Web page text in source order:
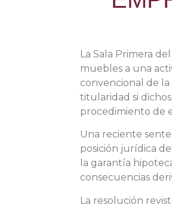
La Sala Primera
muebles a una
convencional de
titularidad si
procedimiento de
Una reciente
posición jurídica
la garantía
consecuencias
La resolución